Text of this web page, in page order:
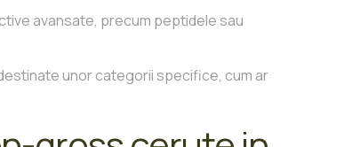
avansate, precum peptidele sau
unor categorii specifice, cum ar